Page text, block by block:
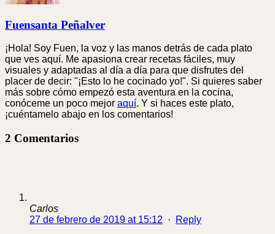
Fuensanta Peñalver
¡Hola! Soy Fuen, la voz y las manos detrás de cada plato
que ves aquí. Me apasiona crear recetas fáciles, muy
visuales y adaptadas al día a día para que disfrutes del
placer de decir: "¡Esto lo he cocinado yo!". Si quieres saber
más sobre cómo empezó esta aventura en la cocina,
conóceme un poco mejor aquí. Y si haces este plato,
¡cuéntamelo abajo en los comentarios!
2 Comentarios
Carlos
27 de febrero de 2019 at 15:12 ·
Reply